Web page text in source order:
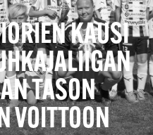
KAUSI
TASON
VOITTOON